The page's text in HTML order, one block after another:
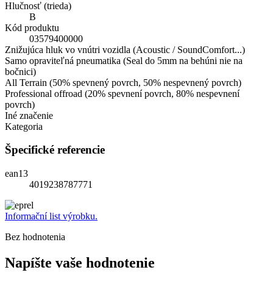
Hlučnosť (trieda)
B
Kód produktu
03579400000
Znižujúca hluk vo vnútri vozidla (Acoustic / SoundComfort...)
Samo opraviteľná pneumatika (Seal do 5mm na behúni nie na
bočnici)
All Terrain (50% spevnený povrch, 50% nespevnený povrch)
Professional offroad (20% spevnení povrch, 80% nespevnení
povrch)
Iné značenie
Kategoria
Špecifické referencie
ean13
4019238787771
Informační list výrobku.
Bez hodnotenia
Napíšte vaše hodnotenie